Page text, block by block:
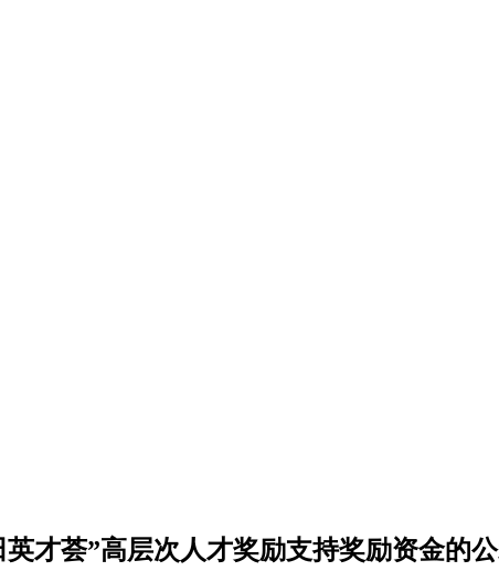
英才荟”高层次人才奖励支持奖励资金的